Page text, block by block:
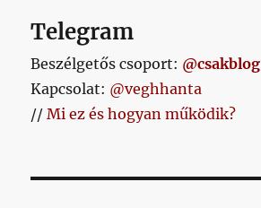
Telegram
Beszélgetős csoport: @csakblog
Kapcsolat: @veghhanta
//Mi ez és hogyan működik?